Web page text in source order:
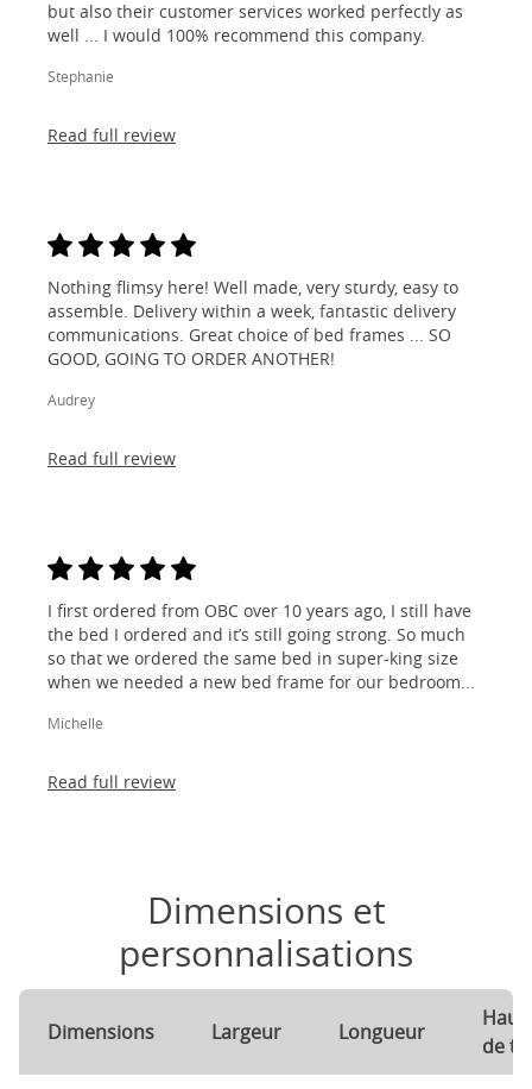
but also their customer services worked perfectly as
well ... I would 100% recommend this company.
Stephanie
Read full review
Nothing flimsy here! Well made, very sturdy, easy to
assemble. Delivery within a week, fantastic delivery
communications. Great choice of bed frames ... SO
GOOD, GOING TO ORDER ANOTHER!
Audrey
Read full review
I first ordered from OBC over 10 years ago, I still have
the bed I ordered and it’s still going strong. So much
so that we ordered the same bed in super-king size
when we needed a new bed frame for our bedroom...
Michelle
Read full review
Dimensions et
personnalisations
Dimensions Largeur Longueur
de